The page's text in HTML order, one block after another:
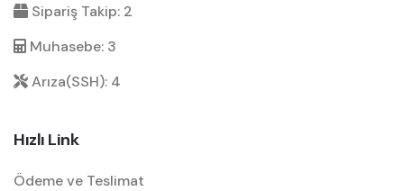
Sipariş Takip: 2
Muhasebe: 3
Arıza(SSH): 4
Hızlı Link
Ödeme ve Teslimat